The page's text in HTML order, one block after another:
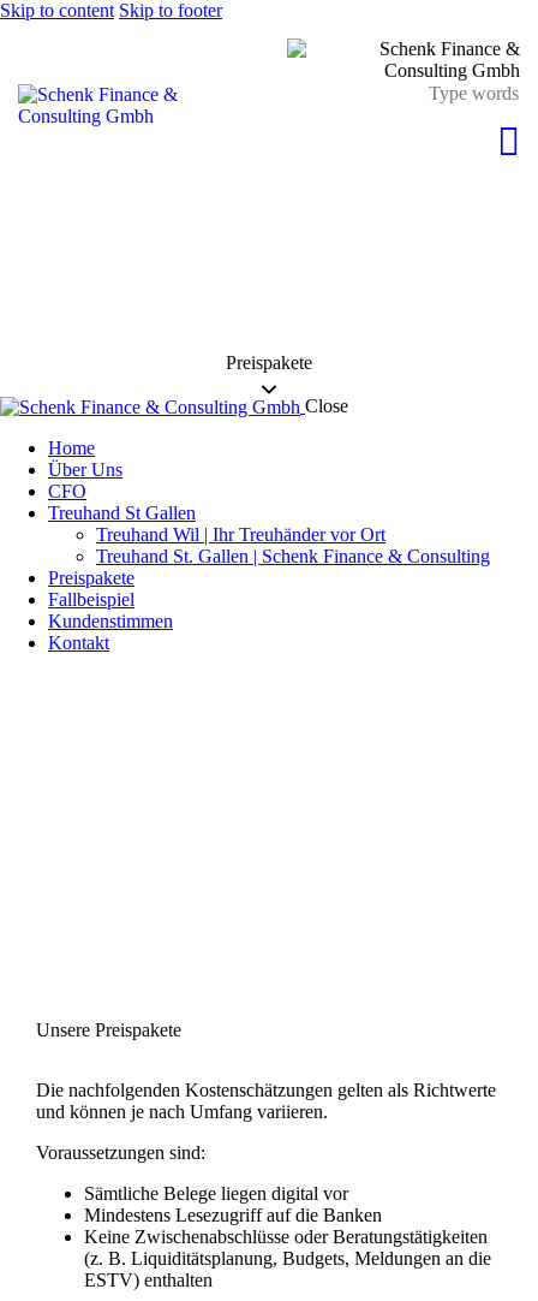
Skip to content Skip to footer
Preispakete
Close
Home
Über Uns
CFO
Treuhand St Gallen
Treuhand Wil | Ihr Treuhänder vor Ort
Treuhand St. Gallen | Schenk Finance & Consulting
Preispakete
Fallbeispiel
Kundenstimmen
Kontakt
Unsere Preispakete
Die nachfolgenden Kostenschätzungen gelten als Richtwerte
und können je nach Umfang variieren.
Voraussetzungen sind:
Sämtliche Belege liegen digital vor
Mindestens Lesezugriff auf die Banken
Keine Zwischenabschlüsse oder Beratungstätigkeiten
(z. B. Liquiditätsplanung, Budgets, Meldungen an die
ESTV) enthalten